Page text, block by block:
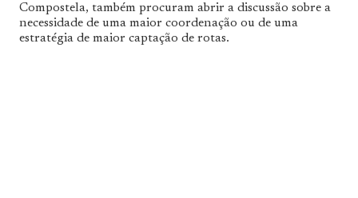
Compostela, também procuram abrir a discussão sobre a
necessidade de uma maior coordenação ou de uma
estratégia de maior captação de rotas.